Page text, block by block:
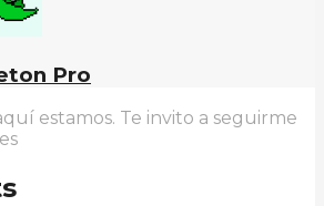
Pro
estamos. Te invito a seguirme